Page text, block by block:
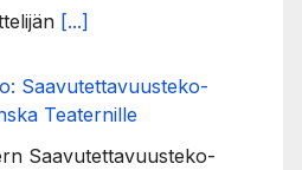
[...]
Saavutettavuusteko-
Teaternille
Saavutettavuusteko-